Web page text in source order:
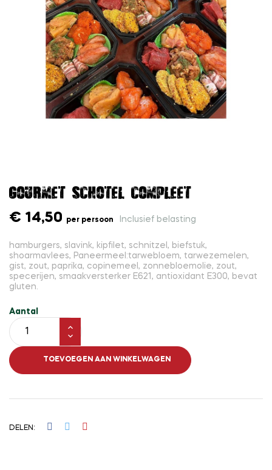
Gourmet schotel compleet
€ 14,50 per persoon Inclusief belasting
hamburgers, slavink, kipfilet, schnitzel, biefstuk,
shoarmavlees, Paneermeel:tarwebloem, tarwezemelen,
gist, zout, paprika, copinemeel, zonnebloemolie, zout,
specerijen, smaakversterker E621, antioxidant E300, bevat
gluten.
Aantal
TOEVOEGEN AAN WINKELWAGEN
DELEN